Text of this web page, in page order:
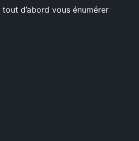
d’abord vous énumérer